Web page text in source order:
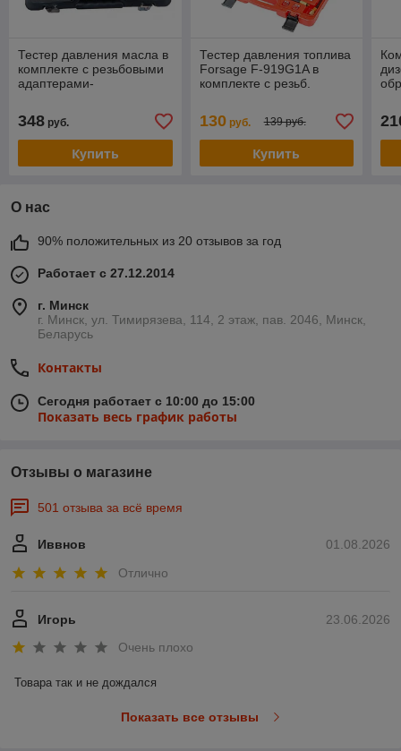
Тестер давления масла в
комплекте с резьбовыми
адаптерами-
FORSAGE (F-04A5042D)
348 руб.
Купить
Тестер давления топлива
Forsage F-919G1A в
комплекте с резьб.
переходниками 20пр.(0-
10Bar), в кейсе
130руб. 139 руб.
Купить
О нас
90% положительных из 20 отзывов за год
Работает с 27.12.2014
г. Минск
г. Минск, ул. Тимирязева, 114, 2 этаж, пав. 2046, Минск,
Беларусь
Контакты
Сегодня работает с 10:00 до 15:00
Показать весь график работы
Отзывы о магазине
501 отзыва за всё время
01.08.2026
Иввнов
Отлично
23.06.2026
Игорь
Очень плохо
Товара так и не дождался
Показать все отзывы